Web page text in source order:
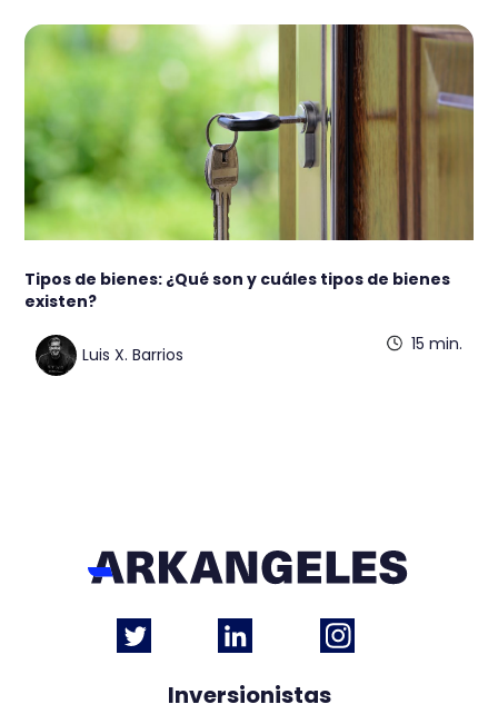
Tipos de bienes: ¿Qué son y cuáles tipos de bienes
existen?
Luis X. Barrios
15 min.
Inversionistas